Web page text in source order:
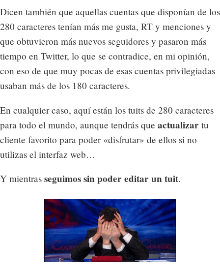
Dicen también que aquellas cuentas que disponían de los
280 caracteres tenían más me gusta, RT y menciones y
que obtuvieron más nuevos seguidores y pasaron más
tiempo en Twitter, lo que se contradice, en mi opinión,
con eso de que muy pocas de esas cuentas privilegiadas
usaban más de los 180 caracteres.
En cualquier caso, aquí están los tuits de 280 caracteres
para todo el mundo, aunque tendrás que actualizar tu
cliente favorito para poder «disfrutar» de ellos si no
utilizas el interfaz web…
Y mientras seguimos sin poder editar un tuit.